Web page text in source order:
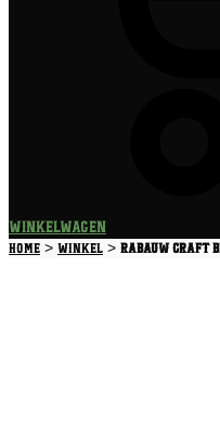
Winkelwagen
Home > Winkel > Rabauw Craft